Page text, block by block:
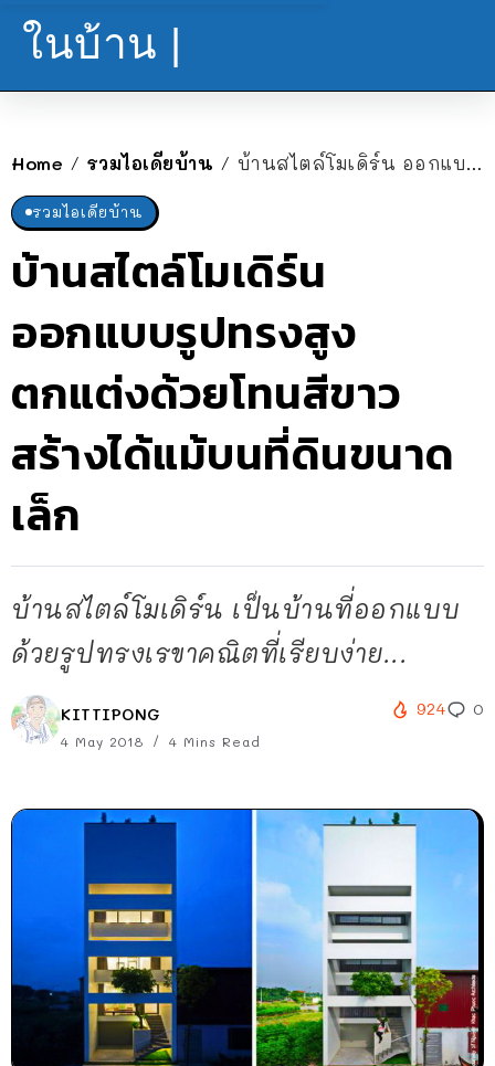
ในบ้าน |
Home / รวมไอเดียบ้าน / บ้านสไตล์โมเดิร์น ออกแบบรูปทรงสูง ตกแต่งด้วยโทนสีขาว สร้างได้แม้บนที่ดินขนาดเล็ก
รวมไอเดียบ้าน
บ้านสไตล์โมเดิร์น
ออกแบบรูปทรงสูง
ตกแต่งด้วยโทนสีขาว
สร้างได้แม้บนที่ดินขนาด
เล็ก
บ้านสไตล์โมเดิร์น เป็นบ้านที่ออกแบบ
ด้วยรูปทรงเรขาคณิตที่เรียบง่าย...
KITTIPONG
4 May 2018 4 Mins Read
924 0